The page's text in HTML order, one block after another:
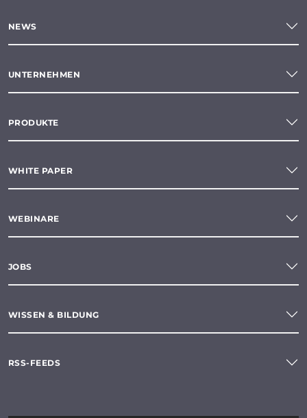
NEWS
UNTERNEHMEN
PRODUKTE
WHITE PAPER
WEBINARE
JOBS
WISSEN & BILDUNG
RSS-FEEDS